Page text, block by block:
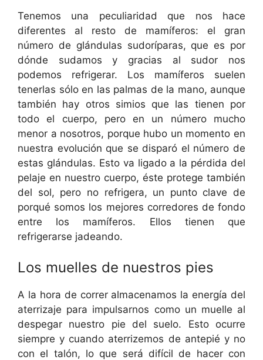
Tenemos una peculiaridad que nos hace
diferentes al resto de mamíferos: el gran
número de glándulas sudoríparas, que es por
dónde sudamos y gracias al sudor nos
podemos refrigerar. Los mamíferos suelen
tenerlas sólo en las palmas de la mano, aunque
también hay otros simios que las tienen por
todo el cuerpo, pero en un número mucho
menor a nosotros, porque hubo un momento en
nuestra evolución que se disparó el número de
estas glándulas. Esto va ligado a la pérdida del
pelaje en nuestro cuerpo, éste protege también
del sol, pero no refrigera, un punto clave de
porqué somos los mejores corredores de fondo
entre los mamíferos. Ellos tienen que
refrigerarse jadeando.
Los muelles de nuestros pies
A la hora de correr almacenamos la energía del
aterrizaje para impulsarnos como un muelle al
despegar nuestro pie del suelo. Esto ocurre
siempre y cuando aterrizemos de antepié y no
con el talón, lo que será difícil de hacer con